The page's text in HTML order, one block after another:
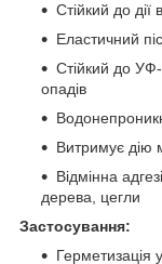
Стійкий до дії
Еластичний
Стійкий до
опадів
Витримує дію
Відмінна
дерева, цегли
Застосування:
Герметизація